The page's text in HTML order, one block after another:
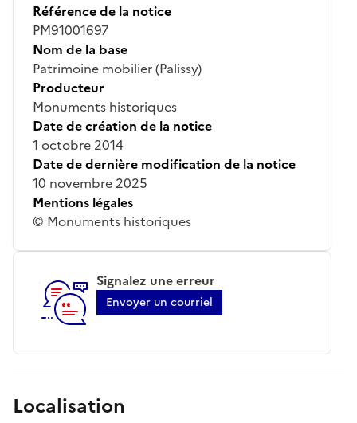
Référence de la notice
PM91001697
Nom de la base
Patrimoine mobilier (Palissy)
Producteur
Monuments historiques
Date de création de la notice
1 octobre 2014
Date de dernière modification de la notice
10 novembre 2025
Mentions légales
© Monuments historiques
Signalez une erreur
Envoyer un courriel
Localisation